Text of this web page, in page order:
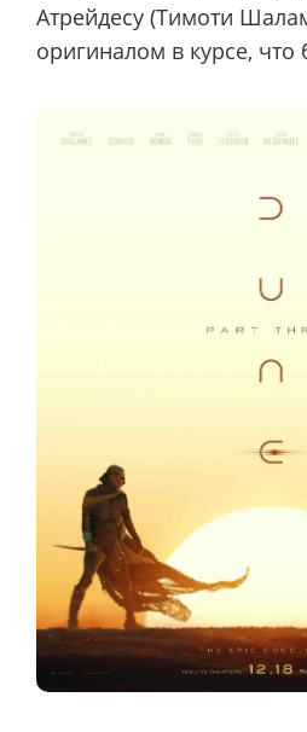
Атрейдесу (Тимоти
оригиналом в курсе, что